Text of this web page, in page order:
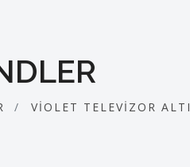
VIOLET TELEVIZOR ALTI